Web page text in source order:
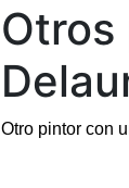
Otro pintor con